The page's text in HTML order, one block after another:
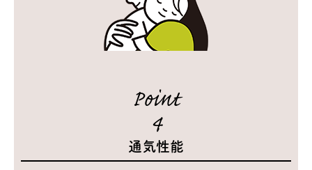
Point
4
通気性能